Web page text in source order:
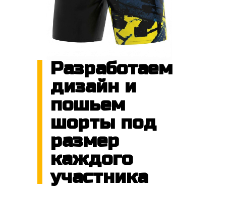
Разработаем
дизайн и
пошьем
шорты под
размер
каждого
участника